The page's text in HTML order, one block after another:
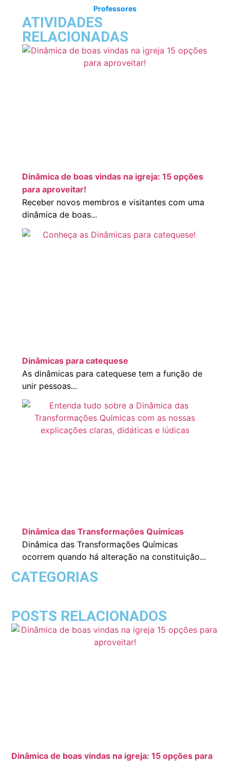
Professores
ATIVIDADES
RELACIONADAS
Dinâmica de boas vindas na igreja: 15 opções
para aproveitar!
Receber novos membros e visitantes com uma
dinâmica de boas...
Dinâmicas para catequese
As dinâmicas para catequese tem a função de
unir pessoas...
Dinâmica das Transformações Químicas
Dinâmica das Transformações Químicas
ocorrem quando há alteração na constituição...
CATEGORIAS
POSTS RELACIONADOS
Dinâmica de boas vindas na igreja: 15 opções para